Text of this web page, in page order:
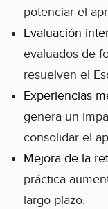
potenciar el
Evaluación
evaluados de
resuelven el
Experiencias
genera un
consolidar el
Mejora de la
práctica
largo plazo.